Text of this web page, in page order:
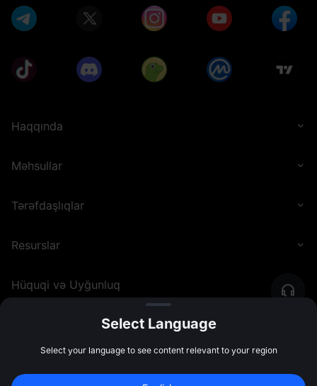
Haqqında
Məhsullar
Tərəfdaşlıqlar
Resurslar
Hüquqi və Uyğunluq
©2026 MEXC.COM
10,000 USDT Bonus Qazanmaq Üçün
Select Language
Select your language to see content relevant to your region